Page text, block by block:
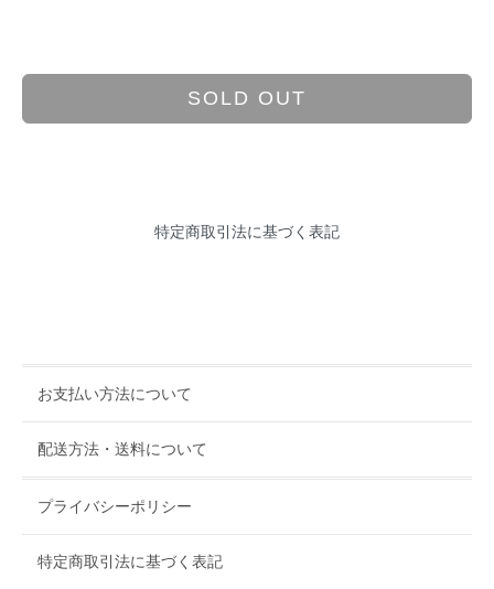
SOLD OUT
特定商取引法に基づく表記
お支払い方法について
配送方法・送料について
プライバシーポリシー
特定商取引法に基づく表記